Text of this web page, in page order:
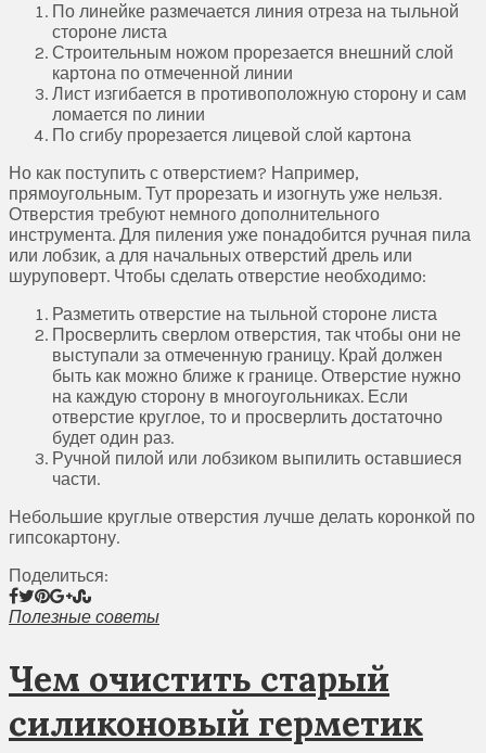
По линейке размечается линия отреза на тыльной
стороне листа
Строительным ножом прорезается внешний слой
картона по отмеченной линии
Лист изгибается в противоположную сторону и сам
ломается по линии
По сгибу прорезается лицевой слой картона
Но как поступить с отверстием? Например,
прямоугольным. Тут прорезать и изогнуть уже нельзя.
Отверстия требуют немного дополнительного
инструмента. Для пиления уже понадобится ручная пила
или лобзик, а для начальных отверстий дрель или
шуруповерт. Чтобы сделать отверстие необходимо:
Разметить отверстие на тыльной стороне листа
Просверлить сверлом отверстия, так чтобы они не
выступали за отмеченную границу. Край должен
быть как можно ближе к границе. Отверстие нужно
на каждую сторону в многоугольниках. Если
отверстие круглое, то и просверлить достаточно
будет один раз.
Ручной пилой или лобзиком выпилить оставшиеся
части.
Небольшие круглые отверстия лучше делать коронкой по
гипсокартону.
Поделиться:
Полезные советы
Чем очистить старый
силиконовый герметик